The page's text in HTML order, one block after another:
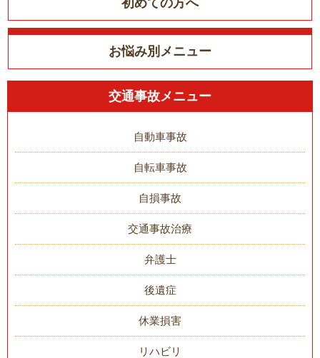
お悩み別メニュー
交通事故メニュー
自動車事故
自転車事故
自損事故
交通事故治療
弁護士
後遺症
休業損害
リハビリ